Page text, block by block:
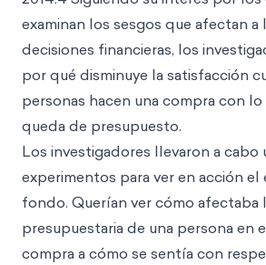
examinan los sesgos que afectan a
decisiones financieras, los
por qué disminuye la satisfacción
personas hacen una compra con
queda de presupuesto.
Los investigadores llevaron a cabo
experimentos para ver en acción
fondo. Querían ver cómo afectaba
presupuestaria de una persona en
compra a cómo se sentía con